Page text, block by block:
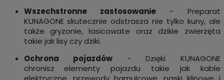
Wszechstronne zastosowanie- Preparat
KUNAGONE skutecznie odstrasza nie tylko kuny, ale
także gryzonie, łasicowate oraz dzikie zwierzęta
takie jak lisy czy dziki.
Ochrona pojazdów - Dzięki KUNAGONE
chronisz
elementy pojazdu takie jak kable